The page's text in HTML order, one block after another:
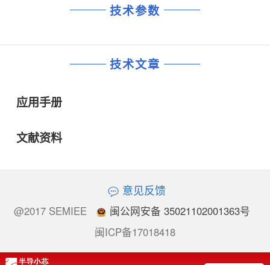
技术参数
技术文章
应用手册
文献资料
意见反馈
@2017 SEMIEE
闽公网安备 35021102001363号
闽ICP备17018418